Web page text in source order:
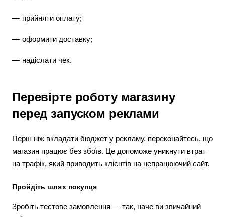
прийняти оплату;
оформити доставку;
надіслати чек.
Перевірте роботу магазину
перед запуском реклами
Перш ніж вкладати бюджет у рекламу, переконайтесь, що
магазин працює без збоїв. Це допоможе уникнути втрат
на трафік, який приводить клієнтів на непрацюючий сайт.
Пройдіть шлях покупця
Зробіть тестове замовлення — так, наче ви звичайний